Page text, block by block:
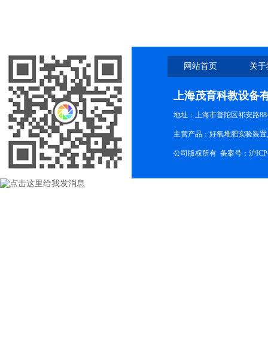
网站首页 关
上海茂育科教设备
地址：上海市普陀区祁安路
主营产品：好氧堆肥实验装
公司版权所有 备案号： 沪